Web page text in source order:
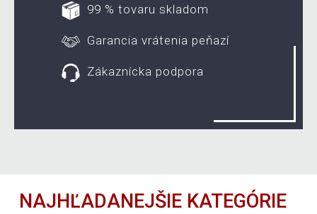
99 % tovaru skladom
Garancia vrátenia peňazí
Zákaznícka podpora
NAJHĽADANEJŠIE KATEGÓRIE